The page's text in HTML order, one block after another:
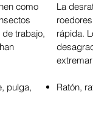
como
trabajo,
pulga,
La
rápida.
Ratón,